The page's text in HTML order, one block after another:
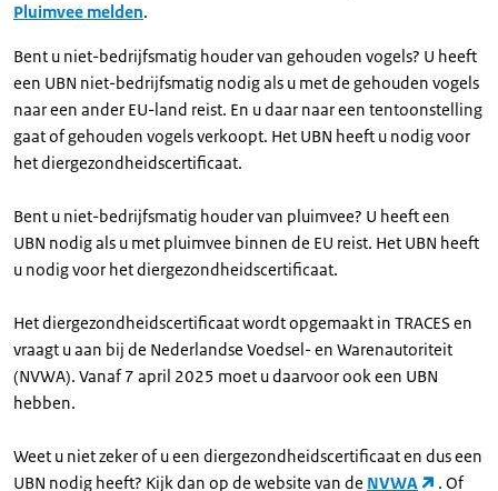
Pluimvee melden.
Bent u niet-bedrijfsmatig houder van gehouden vogels? U heeft
een UBN niet-bedrijfsmatig nodig als u met de gehouden vogels
naar een ander EU-land reist. En u daar naar een tentoonstelling
gaat of gehouden vogels verkoopt. Het UBN heeft u nodig voor
het diergezondheidscertificaat.
Bent u niet-bedrijfsmatig houder van pluimvee? U heeft een
UBN nodig als u met pluimvee binnen de EU reist. Het UBN heeft
u nodig voor het diergezondheidscertificaat.
Het diergezondheidscertificaat wordt opgemaakt in TRACES en
vraagt u aan bij de Nederlandse Voedsel- en Warenautoriteit
(NVWA). Vanaf 7 april 2025 moet u daarvoor ook een UBN
hebben.
Weet u niet zeker of u een diergezondheidscertificaat en dus een
UBN nodig heeft? Kijk dan op de website van de NVWA . Of